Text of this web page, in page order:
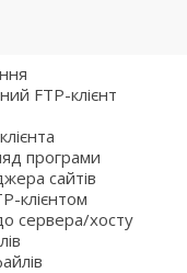
FTP-клієнт
програми
сайтів
клієнтом
сервера/хосту